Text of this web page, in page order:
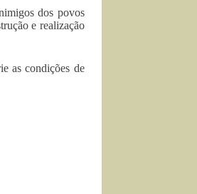
dos povos
e realização
as condições de